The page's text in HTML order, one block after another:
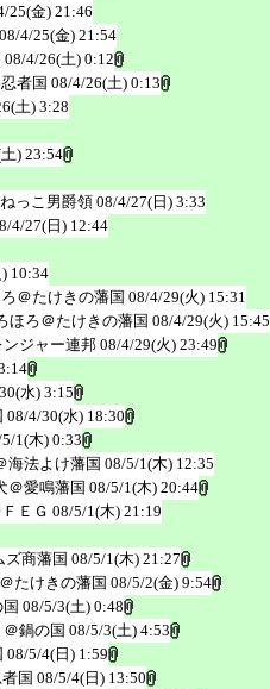
25(金) 21:46
08/4/25(金) 21:54
08/4/26(土) 0:12
者国 08/4/26(土) 0:13
土) 3:28
) 23:54
っこ男爵領 08/4/27(日) 3:33
4/27(日) 12:44
10:34
＠たけきの藩国 08/4/29(火) 15:31
ほろ＠たけきの藩国 08/4/29(火) 15:45
ジャー連邦 08/4/29(火) 23:49
水) 3:15
08/4/30(水) 18:30
1(木) 0:33
海法よけ藩国 08/5/1(木) 12:35
＠愛鳴藩国 08/5/1(木) 20:44
ＥＧ 08/5/1(木) 21:19
商藩国 08/5/1(木) 21:27
たけきの藩国 08/5/2(金) 9:54
08/5/3(土) 0:48
鍋の国 08/5/3(土) 4:53
08/5/4(日) 1:59
国 08/5/4(日) 13:50